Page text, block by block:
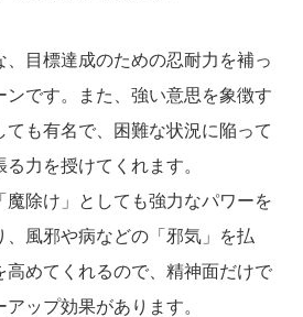
、目標達成のための忍耐力を補っ
ンです。また、強い意思を象徴す
ても有名で、困難な状況に陥って
力を授けてくれます。
魔除け」としても強力なパワーを
、風邪や病などの「邪気」を払
高めてくれるので、精神面だけで
ップ効果があります。